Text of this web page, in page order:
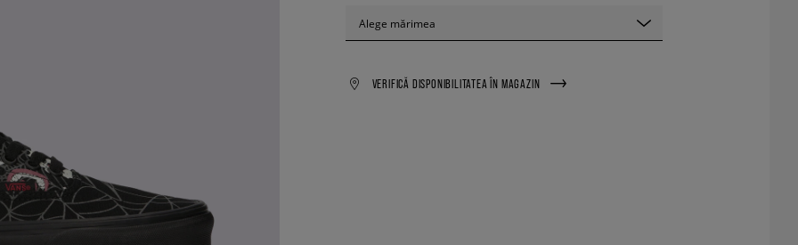
Alege mărimea
VERIFICĂ DISPONIBILITATEA ÎN MAGAZIN